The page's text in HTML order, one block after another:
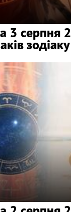
3 серпня
зодіаку